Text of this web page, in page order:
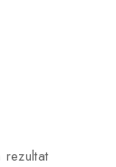
rezultat